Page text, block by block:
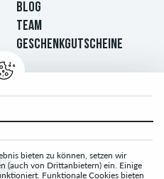
BLOG
TEAM
GESCHENKGUTSCHEINE
bieten zu können, setzen wir
(auch von Drittanbietern) ein. Einige
Funktionale Cookies bieten